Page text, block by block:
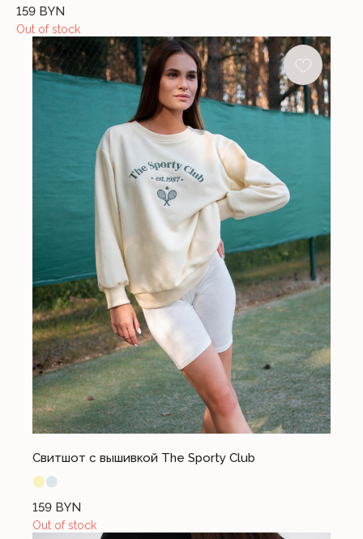
159 BYN
Out of stock
Свитшот c вышивкой The Sporty Club
⬤⬤
159 BYN
Out of stock